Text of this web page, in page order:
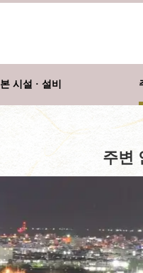
본 시설 · 설비
주변